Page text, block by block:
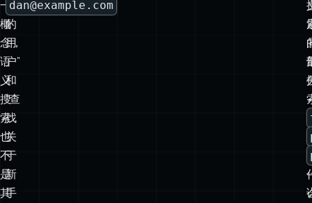
搜
索
并
非
单
一
概
念，
语
义
搜
“查
找
邮
箱
为
dan@example.com
的
用
户”
和
“查
在搜索决策中最有说服力的工程师——那些能赢得争论并交付
正确系统的人——理解整个技术版图。他们知道该用哪种工具
以及为什么，并且能清晰解释。